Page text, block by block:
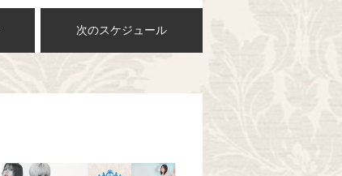
次のスケジュール